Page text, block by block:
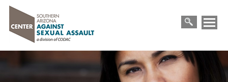
Primary
Menu
Search
for: